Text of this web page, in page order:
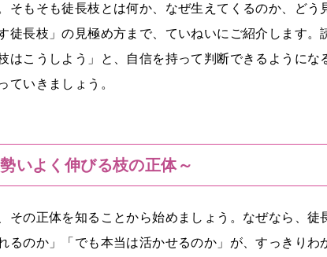
そもそも徒長枝とは何か、なぜ生えてくるのか、どう
徒長枝」の見極め方まで、ていねいにご紹介します。
はこうしよう」と、自信を持って判断できるようにな
ていきましょう。
いよく伸びる枝の正体～
その正体を知ることから始めましょう。なぜなら、徒
るのか」「でも本当は活かせるのか」が、すっきりわ